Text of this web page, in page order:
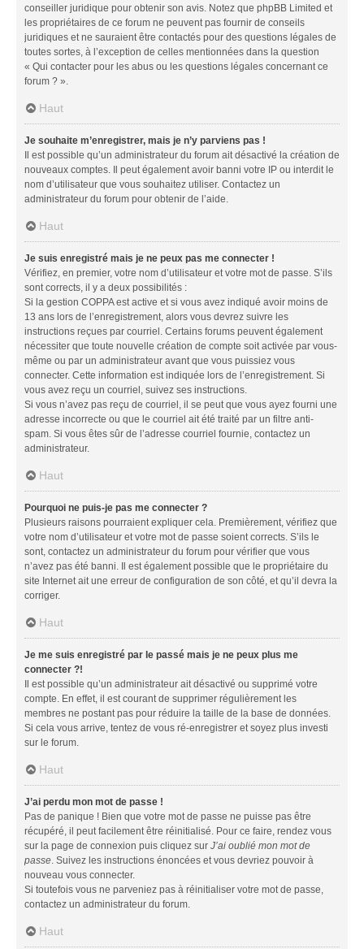
conseiller juridique pour obtenir son avis. Notez que phpBB Limited et
les propriétaires de ce forum ne peuvent pas fournir de conseils
juridiques et ne sauraient être contactés pour des questions légales de
toutes sortes, à l’exception de celles mentionnées dans la question
« Qui contacter pour les abus ou les questions légales concernant ce
forum ? ».
Haut
Je souhaite m’enregistrer, mais je n’y parviens pas !
Il est possible qu’un administrateur du forum ait désactivé la création de
nouveaux comptes. Il peut également avoir banni votre IP ou interdit le
nom d’utilisateur que vous souhaitez utiliser. Contactez un
administrateur du forum pour obtenir de l’aide.
Haut
Je suis enregistré mais je ne peux pas me connecter !
Vérifiez, en premier, votre nom d’utilisateur et votre mot de passe. S’ils
sont corrects, il y a deux possibilités :
Si la gestion COPPA est active et si vous avez indiqué avoir moins de
13 ans lors de l’enregistrement, alors vous devrez suivre les
instructions reçues par courriel. Certains forums peuvent également
nécessiter que toute nouvelle création de compte soit activée par vous-
même ou par un administrateur avant que vous puissiez vous
connecter. Cette information est indiquée lors de l’enregistrement. Si
vous avez reçu un courriel, suivez ses instructions.
Si vous n’avez pas reçu de courriel, il se peut que vous ayez fourni une
adresse incorrecte ou que le courriel ait été traité par un filtre anti-
spam. Si vous êtes sûr de l’adresse courriel fournie, contactez un
administrateur.
Haut
Pourquoi ne puis-je pas me connecter ?
Plusieurs raisons pourraient expliquer cela. Premièrement, vérifiez que
votre nom d’utilisateur et votre mot de passe soient corrects. S’ils le
sont, contactez un administrateur du forum pour vérifier que vous
n’avez pas été banni. Il est également possible que le propriétaire du
site Internet ait une erreur de configuration de son côté, et qu’il devra la
corriger.
Haut
Je me suis enregistré par le passé mais je ne peux plus me
connecter ?!
Il est possible qu’un administrateur ait désactivé ou supprimé votre
compte. En effet, il est courant de supprimer régulièrement les
membres ne postant pas pour réduire la taille de la base de données.
Si cela vous arrive, tentez de vous ré-enregistrer et soyez plus investi
sur le forum.
Haut
J’ai perdu mon mot de passe !
Pas de panique ! Bien que votre mot de passe ne puisse pas être
récupéré, il peut facilement être réinitialisé. Pour ce faire, rendez vous
sur la page de connexion puis cliquez sur J’ai oublié mon mot de
passe. Suivez les instructions énoncées et vous devriez pouvoir à
nouveau vous connecter.
Si toutefois vous ne parveniez pas à réinitialiser votre mot de passe,
contactez un administrateur du forum.
Haut